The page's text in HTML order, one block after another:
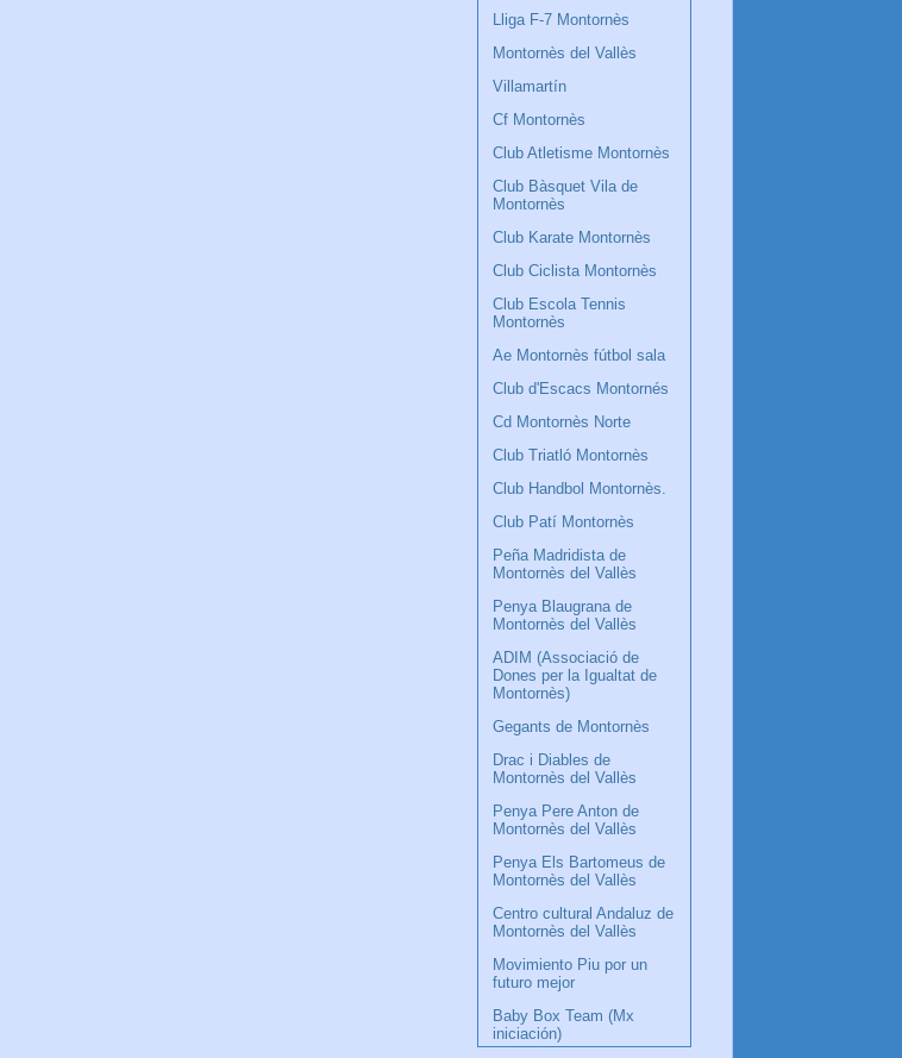
Lliga F-7 Montornès
Montornès del Vallès
Villamartín
Cf Montornès
Club Atletisme Montornès
Club Bàsquet Vila de
Montornès
Club Karate Montornès
Club Ciclista Montornès
Club Escola Tennis
Montornès
Ae Montornès fútbol sala
Club d'Escacs Montornés
Cd Montornès Norte
Club Triatló Montornès
Club Handbol Montornès.
Club Patí Montornès
Peña Madridista de
Montornès del Vallès
Penya Blaugrana de
Montornès del Vallès
ADIM (Associació de
Dones per la Igualtat de
Montornès)
Gegants de Montornès
Drac i Diables de
Montornès del Vallès
Penya Pere Anton de
Montornès del Vallès
Penya Els Bartomeus de
Montornès del Vallès
Centro cultural Andaluz de
Montornès del Vallès
Movimiento Piu por un
futuro mejor
Baby Box Team (Mx
iniciación)